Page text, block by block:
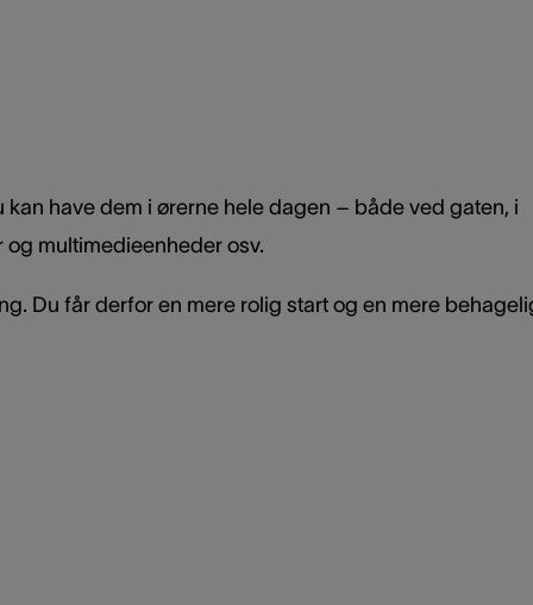
have dem i ørerne hele dagen – både ved gaten, i
multimedieenheder osv.
Du får derfor en mere rolig start og en mere